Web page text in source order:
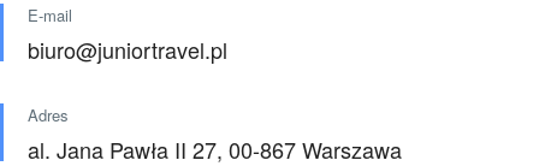
E-mail
biuro@juniortravel.pl
Adres
al. Jana Pawła II 27, 00-867 Warszawa